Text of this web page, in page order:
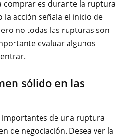
comprar es durante la ruptura
la acción señala el inicio de
no todas las rupturas son
evaluar algunos
sólido en las
importantes de una ruptura
de negociación. Desea ver la